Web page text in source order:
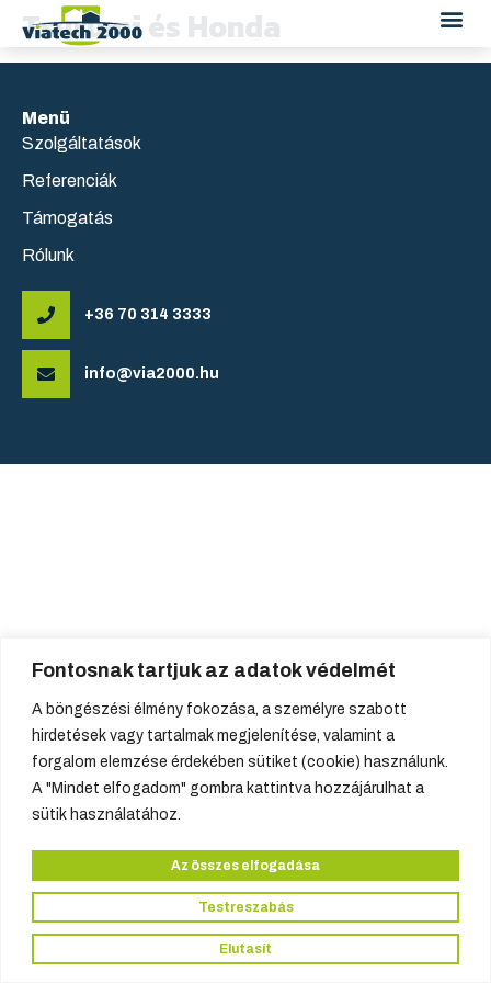
Fontosnak tartjuk az adatok védelmét
A böngészési élmény fokozása, a személyre szabott
hirdetések vagy tartalmak megjelenítése, valamint a
forgalom elemzése érdekében sütiket (cookie) használunk.
A "Mindet elfogadom" gombra kattintva hozzájárulhat a
sütik használatához.
Testreszabás
Elutasít
Az összes elfogadása
Tsurumi és Honda
Menü
Szolgáltatások
Referenciák
Támogatás
Rólunk
+36 70 314 3333
info@via2000.hu